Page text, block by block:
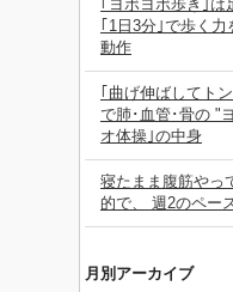
｢ヨボヨボ歩き｣は
｢1日3分｣で歩く
動作
｢曲げ伸ばしてト
で肺･血管･骨の "
オ体操｣の中身
寝たまま腹筋やっ
的で、 週2のペー
月別アーカイブ